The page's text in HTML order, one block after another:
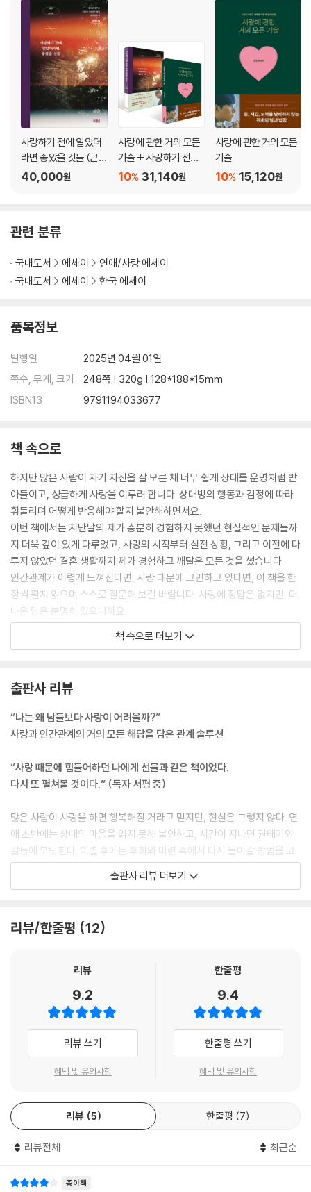
썸인지 어장인지 한 번에 구별하는 기술
SNS로 만나기 전에 기억해야 할 것
상대방의 진심을 간파하는 방법
PART 3.
불안을 멈추고 나답게 사랑하기 위하여
얼마나 만나보고 시작하면 좋을까?
부담스럽지 않게 다가가는 첫걸음
밀당은 이렇게 하는 것이다
애쓰지 않을 때 더 끌리는 이유
썸 탈 때 절대 해서는 안 되는 말
권태기의 파도를 넘는 기술
사랑싸움을 키우지 않으려면
절대 연인의 휴대폰을 확인하지 마라
서로 다른 종교를 극복할 수 있을까?
상대에게 올바르게 화내는 법
PART 4.
그 사람과 다시 시작하고 싶다면
재회를 바라기 전에 꼭 생각해 봐야 할 것
죽어도 재회를 원한다면, 이렇게 하라
사랑과 집착은 한 뼘 차이
놓아주는 방법을 배워라
“슬프지만 놓아줄게”의 진짜 의미
중요한 것은 꺾여도 다시 일어서려는 마음
좋았던 사랑은 미화된 추억일 뿐이다
이별의 상처에서 쉽게 벗어나는 법
환승 이별, 괜찮을까?
헤어진 사람이 꼭 들어야 하는 이야기
PART 5.
요즘 사랑을 위한 현명한 태도
연인에게 다른 이성들이 꼬인다면
결혼은 하고 싶은데 돈이 없을 때
정일까, 사랑일까?
회피형 인간을 만났다면
그는 스킨십 때문에 떠난 것이 아니다
옛 연인과 우연히 마주쳤을 때의 대처법
남자들은 잘 모르는 여자의 이별 통보 방식
카톡 이별, 잠수 이별을 당하는 이유
바람피운 사람을 용서해야 할까?
이별에도 적절한 타이밍이 있다
사랑하기 전에 알았더
라면 좋았을 것들 (큰글
자도서)
40,000원
사랑에 관한 거의 모든
기술 + 사랑하기 전에
알았더라면 좋았을 것
31,140원
10%
사랑에 관한 거의 모든
기술
15,120원
10%
관련 분류
국내도서 에세이
연애/사랑 에세이
국내도서
에세이 한국 에세이
품목정보
발행일
2025년 04월 01일
쪽수, 무게, 크기
248쪽 | 320g | 128*188*15mm
ISBN13
9791194033677
책 속으로
하지만 많은 사람이 자기 자신을 잘 모른 채 너무 쉽게 상대를 운명처럼 받
아들이고, 성급하게 사랑을 이루려 합니다. 상대방의 행동과 감정에 따라
휘둘리며 어떻게 반응해야 할지 불안해하면서요.
이번 책에서는 지난날의 제가 충분히 경험하지 못했던 현실적인 문제들까
지 더욱 깊이 있게 다루었고, 사랑의 시작부터 실전 상황, 그리고 이전에 다
루지 않았던 결혼 생활까지 제가 경험하고 깨달은 모든 것을 썼습니다.
인간관계가 어렵게 느껴진다면, 사랑 때문에 고민하고 있다면, 이 책을 한
장씩 펼쳐 읽으며 스스로 질문해 보길 바랍니다. 사랑에 정답은 없지만, 더
나은 답은 분명히 있으니까요.
--- pp.5-7 「프롤로그」 중에서
연애를 못하는 사람일수록 쉽게 결단을 내리지 못하고 한 사람과 오래 만
난다. 최소 1년 혹은 2년 이상 진지하게 사귀고 헤어진 후 오랜 공백기를 가
진다. 그리고 또다시 비슷한 형태의 진지한 관계로 들어간다.
맞을 수도 있다. 하지만 이런 만남이 반복되면 경험의 폭은 좁아지고, 새로
운 배움이나 관점을 다양화할 기회는 제한될 수밖에 없다.
사람은 누구나 크고 작은 트라우마를 가지고 있다. 특히, 연애에 대해 안 좋
은 기억이 있는 사람은 이번에도 또 자신의 연애가 실패할 거라는 생각에
사로잡히기 쉽다. 하지만 이 생각 자체를 버려야 한다. 이와 관련해 다음 두
가지 중요한 사실을 명심하라.
첫째, 지금까지 만난 사람과 앞으로 만날 사람은 완전히 다른 사람이다.
--- p.57 「연애 트라우마가 있다면」 중에서
소개팅이 기대만큼 잘 풀리지 않는 사람들이 주로 고민하는 내용이다.
소개팅에서 가장 중요한 것은 ‘내가 잘 보여야 한다’라는 부담을 버리는 것
이다. 나와 맞지 않는 사람에게까지 좋은 인상을 남기려고 애쓸 필요는 없
이 사람과 안되면 다음 소개팅을 하면 된다. 첫인상부터 나와 맞지 않는 느
낌이 든다면, 억지로 이어 나
갈 필요는 없다. 상대방이 나를 마음에 들어 하지 않을 수도 있고, 나 역시
못했을 뿐이다. ‘매번 소개팅이 잘 안되는 나’라는 생각에 매몰될 필요는 없
다.
--- pp.65-66「소개팅할 때 남녀의 시선 차이」 중에서
상대방의 휴대폰을 들여다보려는 행동은 결코 긍정적인 결과를 가져오지
책 속으로 더보기
출판사 리뷰
“나는 왜 남들보다 사랑이 어려울까?”
사랑과 인간관계의 거의 모든 해답을 담은 관계 솔루션
“사랑 때문에 힘들어하던 나에게 선물과 같은 책이었다.
다시 또 펼쳐볼 것이다.” (독자 서평 중)
많은 사람이 사랑을 하면 행복해질 거라고 믿지만, 현실은 그렇지 않다. 연
애 초반에는 상대의 마음을 읽지 못해 불안하고, 시간이 지나면 권태기와
갈등에 부딪힌다. 이별 후에는 후회와 미련 속에서 다시 돌아갈 방법을 고
민한다. 결국, 사랑 앞에서 우리는 끊임없이 흔들리고 방황한다. 이처럼 사
랑 때문에 고민에 빠지는 순간, 이 책은 관계를 바로 세울 현실적인 조언들
는가? 이 책의 저자 김달은 월요일과 목요일 새벽이면 사랑과 인간관계에
유는 단 하나, 막연한 희망이 아닌 명확한 해결책을 제시하기 때문이다.
날카롭게 관계의 본질을 꿰뚫으면서도, 상처받은 이들의 마음을 어루만지
는 김달 작가의 탁월한 균형 감각은 이번 책에서도 유감없이 발휘되었다.
흔들리는 관계를 바로잡기 위한 실질적인 솔루션을 비롯해, 사랑의 시작부
다시 시작하려는 사람을 위한
가장 실용적인 ‘사랑의 기초’ 수업
개정 증보판이다. 기존 원고를 전면적으로 다듬고, 독자들이 더욱 공감할
출판사 리뷰 더보기
리뷰/한줄평 12
리뷰
9.2
리뷰 쓰기
혜택 및 유의사항
한줄평
9.4
한줄평 쓰기
혜택 및 유의사항
리뷰 5 한줄평 7
리뷰전체 최근순
종이책